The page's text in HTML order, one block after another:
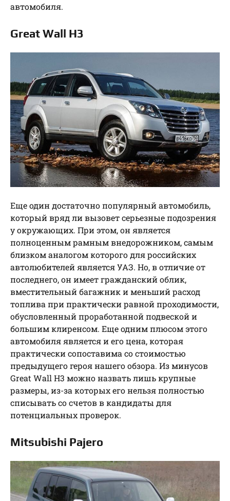
автомобиля.
Great Wall H3
Еще один достаточно популярный автомобиль,
который вряд ли вызовет серьезные подозрения
у окружающих. При этом, он является
полноценным рамным внедорожником, самым
близком аналогом которого для российских
автолюбителей является УАЗ. Но, в отличие от
последнего, он имеет гражданский облик,
вместительный багажник и меньший расход
топлива при практически равной проходимости,
обусловленный проработанной подвеской и
большим клиренсом. Еще одним плюсом этого
автомобиля является и его цена, которая
практически сопоставима со стоимостью
предыдущего героя нашего обзора. Из минусов
Great Wall H3 можно назвать лишь крупные
размеры, из-за которых его нельзя полностью
списывать со счетов в кандидаты для
потенциальных проверок.
Mitsubishi Pajero